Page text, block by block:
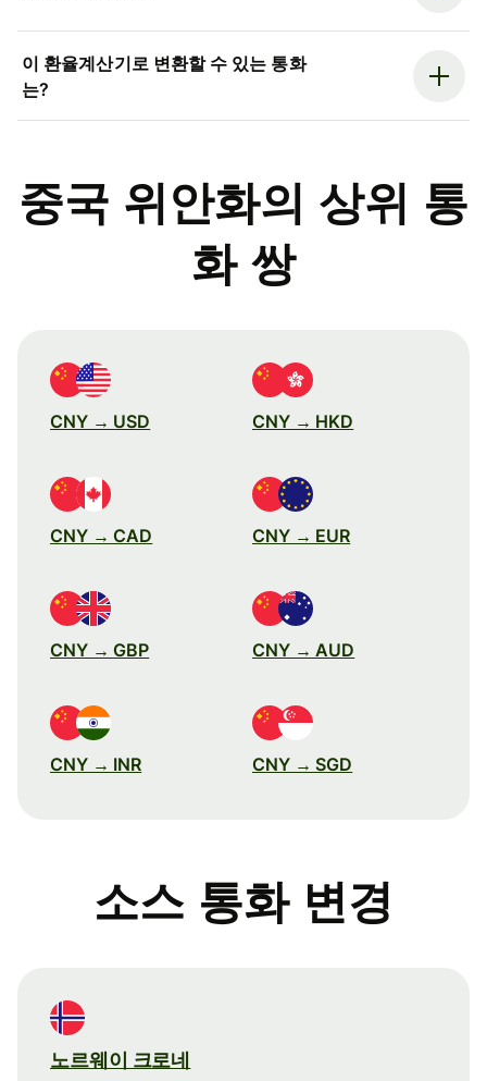
이 환율계산기로 변환할 수 있는 통화
는?
중국 위안화의 상위 통
화 쌍
CNY → USD CNY → HKD
CNY → CAD CNY → EUR
CNY → GBP CNY → AUD
CNY → INR CNY → SGD
소스 통화 변경
노르웨이 크로네